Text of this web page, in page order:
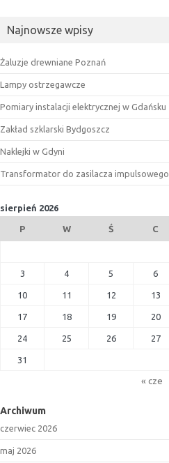
Najnowsze wpisy
Żaluzje drewniane Poznań
Lampy ostrzegawcze
Pomiary instalacji elektrycznej w Gdańsku
Zakład szklarski Bydgoszcz
Naklejki w Gdyni
Transformator do zasilacza impulsowego
sierpień 2026
P W Ś C
3 4 5 6
10 11 12 13
17 18 19 20
24 25 26 27
31
« cze
Archiwum
czerwiec 2026
maj 2026